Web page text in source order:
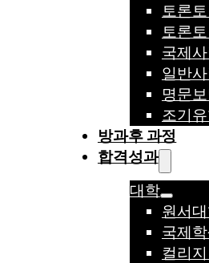
토론
토론
국제
일반
명문
조기
방과후 과정
합격성과
대학
원서
국제
컬리